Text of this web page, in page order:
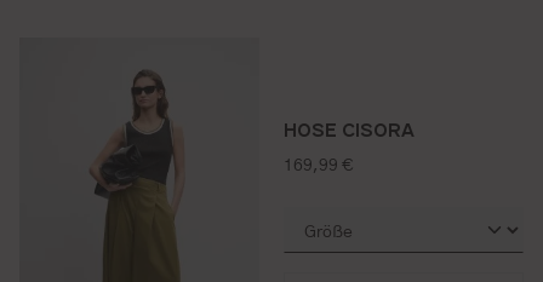
HOSE CISORA
regulärer preis:
169,99 €